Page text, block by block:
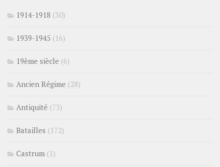
1914-1918 (30)
1939-1945 (16)
19ème siècle (6)
Ancien Régime (28)
Antiquité (73)
Batailles (172)
Castrum (1)